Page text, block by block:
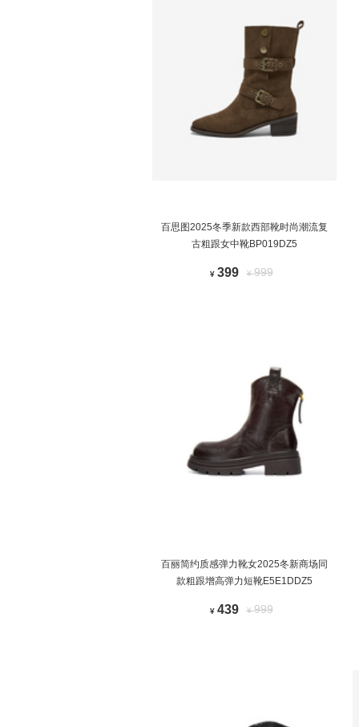
百思图2025冬季新款西部靴时尚潮流复
古粗跟女中靴BP019DZ5
¥ 399 ¥999
百丽简约质感弹力靴女2025冬新商场同
款粗跟增高弹力短靴E5E1DDZ5
¥ 439 ¥999